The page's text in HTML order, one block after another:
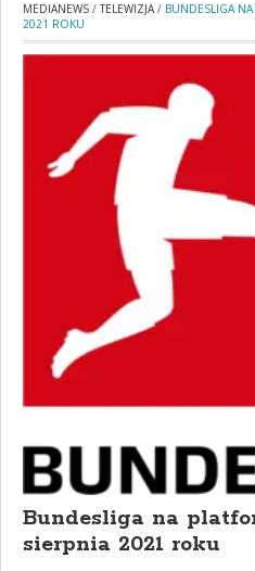
MEDIANEWS /TELEWIZJA/ BUNDESLIGA
2021 ROKU
Bundesliga na
sierpnia 2021 roku